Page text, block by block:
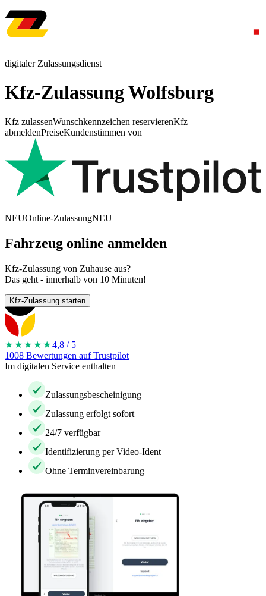
digitaler Zulassungsdienst
Kfz-Zulassung Wolfsburg
Kfz zulassenWunschkennzeichen reservierenKfz
abmeldenPreiseKundenstimmen von
NEUOnline-ZulassungNEU
Fahrzeug online anmelden
Kfz-Zulassung von Zuhause aus?
Das geht - innerhalb von 10 Minuten!
Kfz-Zulassung starten
★★★★ ★4,8 / 5
1008 Bewertungen auf Trustpilot
Im digitalen Service enthalten
Zulassungsbescheinigung
Zulassung erfolgt sofort
24/7 verfügbar
Identifizierung per Video-Ident
Ohne Terminvereinbarung